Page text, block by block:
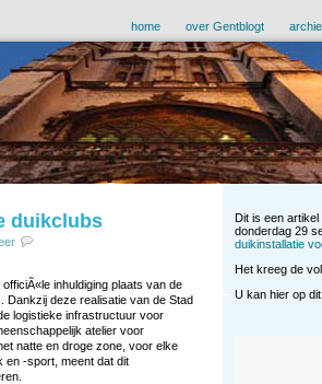
home over Gentblogt
duikclubs
inhuldiging plaats van de
Dankzij deze realisatie van de Stad
logistieke infrastructuur voor
atelier voor
natte en droge zone, voor elke
en -sport, meent dat dit
Dit is een artikel
donderdag 29
duikinstallatie
Het kreeg de
U kan hier op